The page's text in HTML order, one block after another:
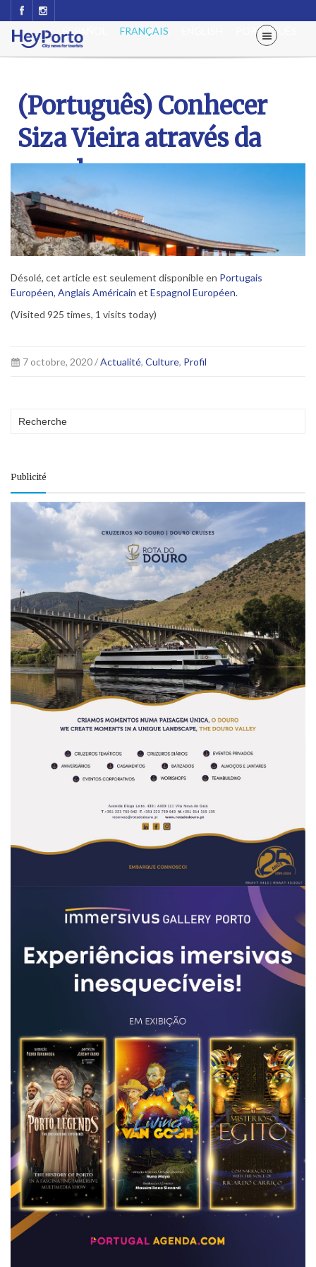
PORTUGUÊS
FRANÇAIS
ESPAÑOL
(Português) Conhecer
Siza Vieira através da
sua obra
Désolé, cet article est seulement disponible en Portugais
Européen, Anglais Américain et Espagnol Européen.
(Visited 925 times, 1 visits today)
7 octobre, 2020 /Actualité, Culture, Profil
Publicité